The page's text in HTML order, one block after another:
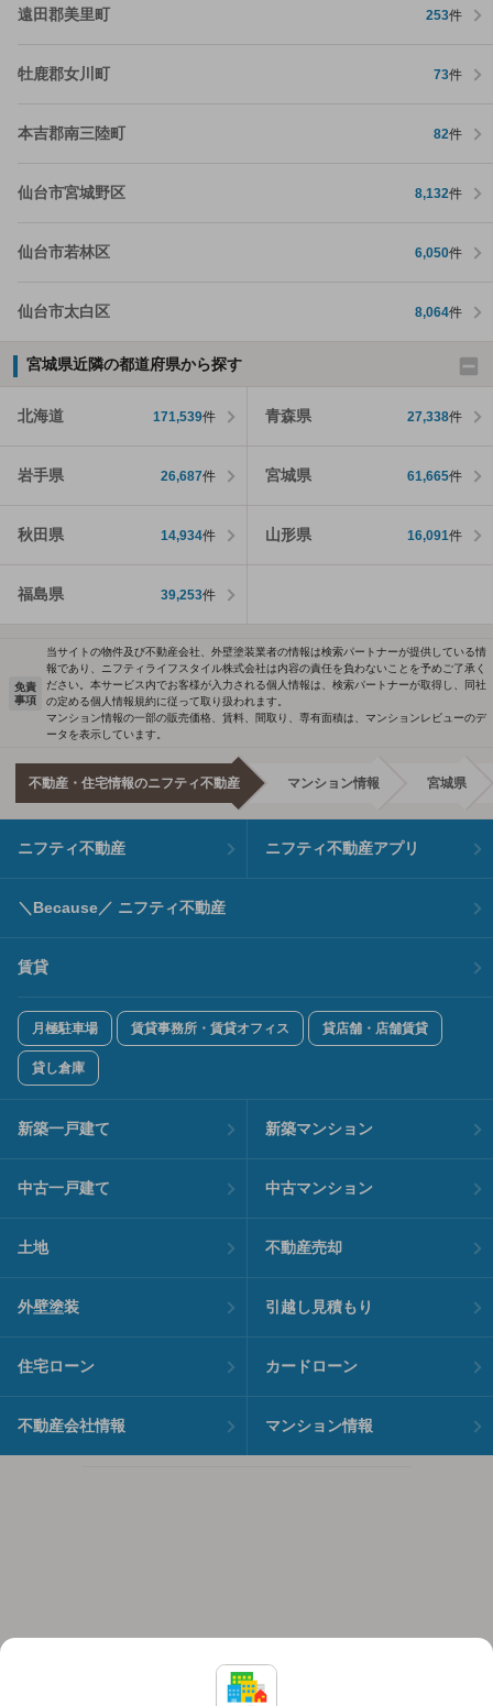
遠田郡美里町 253件
牡鹿郡女川町 73件
本吉郡南三陸町 82件
仙台市宮城野区 8,132件
仙台市若林区 6,050件
仙台市太白区 8,064件
宮城県近隣の都道府県から探す
北海道 171,539件 青森県 27,338件
岩手県 26,687件 宮城県 61,665件
秋田県 14,934件 山形県 16,091件
福島県 39,253件
免責
事項
当サイトの物件及び不動産会社、外壁塗装業者の情報は検索パートナーが提供している情
報であり、ニフティライフスタイル株式会社は内容の責任を負わないことを予めご了承く
ださい。本サービス内でお客様が入力される個人情報は、検索パートナーが取得し、同社
の定める個人情報規約に従って取り扱われます。
マンション情報の一部の販売価格、賃料、間取り、専有面積は、マンションレビューのデ
ータを表示しています。
不動産・住宅情報のニフティ不動産 マンション情報 宮城県
ニフティ不動産 ニフティ不動産アプリ
＼Because／ ニフティ不動産
賃貸
月極駐車場 賃貸事務所・賃貸オフィス 貸店舗・店舗賃貸
貸し倉庫
新築一戸建て 新築マンション
中古一戸建て 中古マンション
土地 不動産売却
外壁塗装 引越し見積もり
住宅ローン カードローン
不動産会社情報 マンション情報